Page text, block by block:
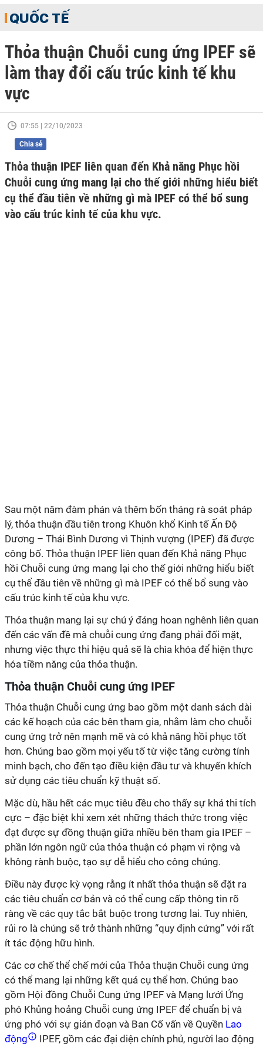
QUỐC TẾ
Thỏa thuận Chuỗi cung ứng IPEF sẽ
làm thay đổi cấu trúc kinh tế khu
vực
07:55 | 22/10/2023
Chia sẻ
Thỏa thuận IPEF liên quan đến Khả năng Phục hồi
Chuỗi cung ứng mang lại cho thế giới những hiểu biết
cụ thể đầu tiên về những gì mà IPEF có thể bổ sung
vào cấu trúc kinh tế của khu vực.
Sau một năm đàm phán và thêm bốn tháng rà soát pháp
lý, thỏa thuận đầu tiên trong Khuôn khổ Kinh tế Ấn Độ
Dương – Thái Bình Dương vì Thịnh vượng (IPEF) đã được
công bố. Thỏa thuận IPEF liên quan đến Khả năng Phục
hồi Chuỗi cung ứng mang lại cho thế giới những hiểu biết
cụ thể đầu tiên về những gì mà IPEF có thể bổ sung vào
cấu trúc kinh tế của khu vực.
Thỏa thuận mang lại sự chú ý đáng hoan nghênh liên quan
đến các vấn đề mà chuỗi cung ứng đang phải đối mặt,
nhưng việc thực thi hiệu quả sẽ là chìa khóa để hiện thực
hóa tiềm năng của thỏa thuận.
Thỏa thuận Chuỗi cung ứng IPEF
Thỏa thuận Chuỗi cung ứng bao gồm một danh sách dài
các kế hoạch của các bên tham gia, nhằm làm cho chuỗi
cung ứng trở nên mạnh mẽ và có khả năng hồi phục tốt
hơn. Chúng bao gồm mọi yếu tố từ việc tăng cường tính
minh bạch, cho đến tạo điều kiện đầu tư và khuyến khích
sử dụng các tiêu chuẩn kỹ thuật số.
Mặc dù, hầu hết các mục tiêu đều cho thấy sự khả thi tích
cực – đặc biệt khi xem xét những thách thức trong việc
đạt được sự đồng thuận giữa nhiều bên tham gia IPEF –
phần lớn ngôn ngữ của thỏa thuận có phạm vi rộng và
không rành buộc, tạo sự dễ hiểu cho công chúng.
Điều này được kỳ vọng rằng ít nhất thỏa thuận sẽ đặt ra
các tiêu chuẩn cơ bản và có thể cung cấp thông tin rõ
ràng về các quy tắc bắt buộc trong tương lai. Tuy nhiên,
rủi ro là chúng sẽ trở thành những “quy định cứng” với rất
ít tác động hữu hình.
Các cơ chế thể chế mới của Thỏa thuận Chuỗi cung ứng
có thể mang lại những kết quả cụ thể hơn. Chúng bao
gồm Hội đồng Chuỗi Cung ứng IPEF và Mạng lưới Ứng
phó Khủng hoảng Chuỗi cung ứng IPEF để chuẩn bị và
ứng phó với sự gián đoạn và Ban Cố vấn về Quyền Lao
động
IPEF, gồm các đại diện chính phủ, người lao động